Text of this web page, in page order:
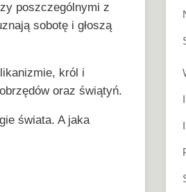
poszczególnymi z
sobotę i głoszą
król i
oraz świątyń.
świata. A jaka